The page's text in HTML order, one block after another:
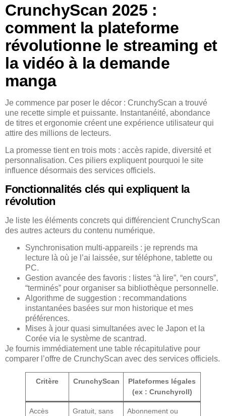
CrunchyScan 2025 :
comment la plateforme
révolutionne le streaming et
la vidéo à la demande
manga
Je commence par poser le décor : CrunchyScan a trouvé
une recette simple et puissante. Instantanéité, abondance
de titres et ergonomie créent une expérience utilisateur qui
attire des millions de lecteurs.
La promesse tient en trois mots : accès rapide, diversité et
personnalisation. Ces piliers expliquent pourquoi le site
influence désormais des services officiels.
Fonctionnalités clés qui expliquent la
révolution
Je liste les éléments concrets qui différencient CrunchyScan
des autres acteurs du contenu numérique.
Synchronisation multi-appareils : je reprends ma
lecture là où je l’ai laissée, sur téléphone, tablette ou
PC.
Gestion avancée des favoris : listes “à lire”, “en cours”,
“terminés” pour organiser sa bibliothèque personnelle.
Algorithme de suggestion : recommandations
instantanées basées sur mon historique et mes
préférences.
Mises à jour quasi simultanées avec le Japon et la
Corée via le système de scantrad.
Je fournis immédiatement une table récapitulative pour
comparer l’offre de CrunchyScan avec des services officiels.
Critère CrunchyScan
Plateformes légales
(ex : Crunchyroll)
Accès
Gratuit, sans
Abonnement ou